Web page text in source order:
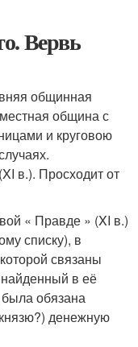
Вервь
общинная
община с
и круговою
в.). Просходит от
« Правде » (XI в.)
списку), в
связаны
найденный в её
была обязана
денежную